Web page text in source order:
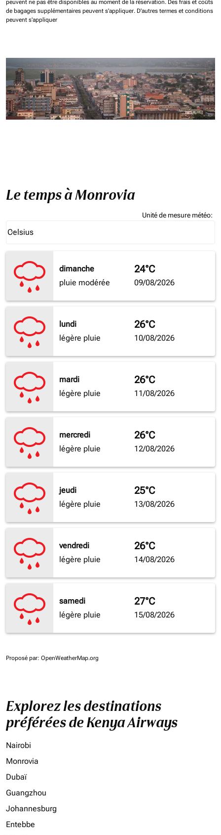
peuvent ne pas être disponibles au moment de la réservation. Des frais et coûts
de bagages supplémentaires peuvent s'appliquer. D'autres termes et conditions
peuvent s'appliquer
Le temps à Monrovia
Unité de mesure météo:
Celsius
keyboard_arrow_down
dimanche
pluie modérée
24°C
09/08/2026
lundi
légère pluie
26°C
10/08/2026
mardi
légère pluie
26°C
11/08/2026
mercredi
légère pluie
26°C
12/08/2026
jeudi
légère pluie
25°C
13/08/2026
vendredi
légère pluie
26°C
14/08/2026
samedi
légère pluie
27°C
15/08/2026
Proposé par: OpenWeatherMap.org
Explorez les destinations
préférées de Kenya Airways
Nairobi
Monrovia
Dubaï
Guangzhou
Johannesburg
Entebbe